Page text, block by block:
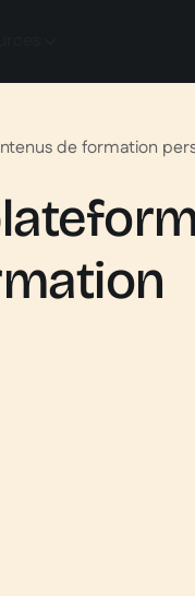
de formation